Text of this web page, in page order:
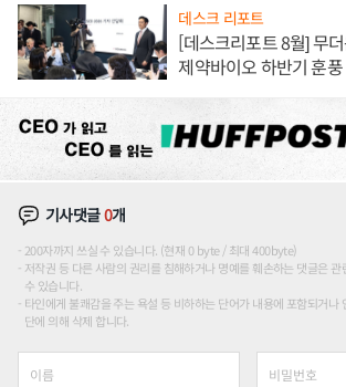
데스크 리포트
[데스크리포트 8월] 무
제약바이오 하반기 훈
기사댓글0개
200자까지 쓰실 수 있습니다. (현재 0 byte / 최대 400byte)
저작권 등 다른 사람의 권리를 침해하거나 명예를 훼손하는 댓글은
수 있습니다.
타인에게 불쾌감을 주는 욕설 등 비하하는 단어가 내용에 포함되거나
단에 의해 삭제 합니다.